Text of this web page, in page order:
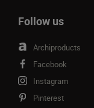
Follow us
Archiproducts
Facebook
Instagram
Pinterest